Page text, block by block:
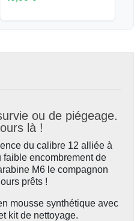
ou de piégeage.
là !
du calibre 12 alliée à
faible encombrement de
M6 le compagnon
prêts !
mousse synthétique avec
kit de nettoyage.